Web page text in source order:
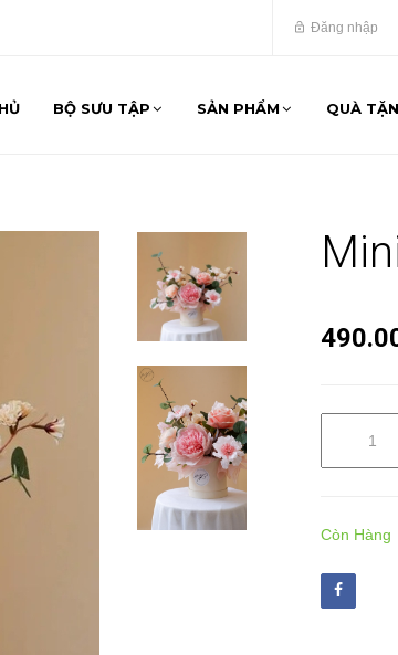
Đăng nhập
BỘ SƯU TẬP SẢN PHẨM QUÀ
Còn Hàng